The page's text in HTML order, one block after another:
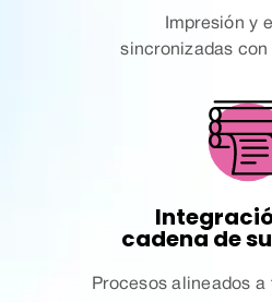
Impresión y
sincronizadas con
cadena de
Procesos alineados